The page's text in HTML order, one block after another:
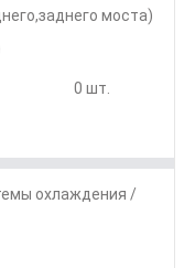
моста)
0 шт.
охлаждения /